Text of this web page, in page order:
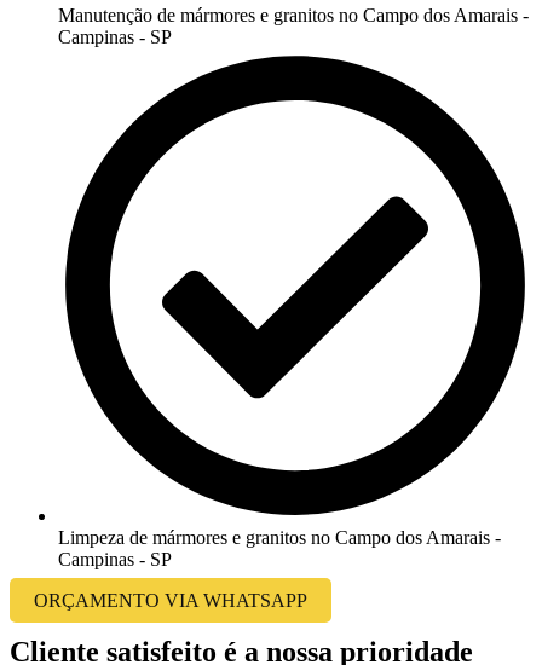
Manutenção de mármores e granitos no Campo dos Amarais -
Campinas - SP
Limpeza de mármores e granitos no Campo dos Amarais -
Campinas - SP
ORÇAMENTO VIA WHATSAPP
Cliente satisfeito é a nossa prioridade